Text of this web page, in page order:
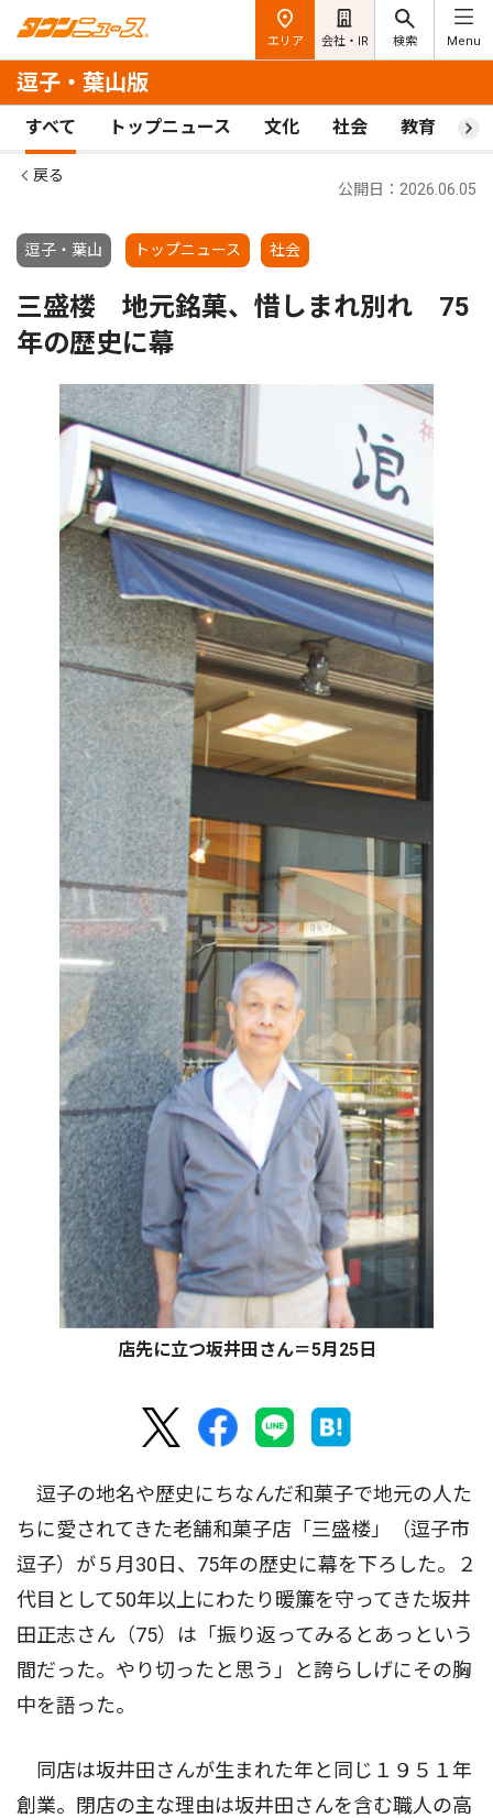
エリア 会社・IR 検索 Menu
逗子・葉山版
すべて トップニュース 文化 社会 教育 ス
戻る
逗子・葉山 トップニュース 社会
公開日：2026.06.05
三盛楼 地元銘菓、惜しまれ別れ 75
年の歴史に幕
店先に立つ坂井田さん＝5月25日
逗子の地名や歴史にちなんだ和菓子で地元の人た
ちに愛されてきた老舗和菓子店「三盛楼」（逗子市
逗子）が５月30日、75年の歴史に幕を下ろした。２
代目として50年以上にわたり暖簾を守ってきた坂井
田正志さん（75）は「振り返ってみるとあっという
間だった。やり切ったと思う」と誇らしげにその胸
中を語った。
同店は坂井田さんが生まれた年と同じ１９５１年
創業。閉店の主な理由は坂井田さんを含む職人の高